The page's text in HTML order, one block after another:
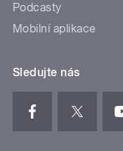
Podcasty
Mobilní aplikace
Sledujte nás